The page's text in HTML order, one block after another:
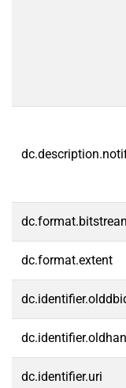
dc.format.extent
dc.identifier.uri